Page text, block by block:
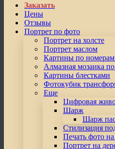
Заказать
Цены
Отзывы
Портрет по фото
Портрет на холсте
Портрет маслом
Картины по
Алмазная мозаика
Картины блестками
Фотокубик
Еще
Цифровая
Шарж
Шарж
Стилизация
Печать фото
Портрет на